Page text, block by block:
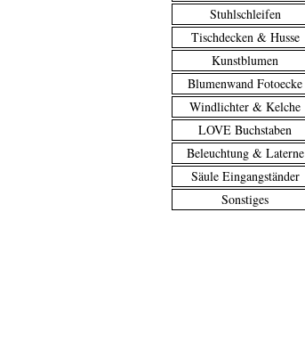
Stuhlschleifen
Tischdecken & Husse
Kunstblumen
Blumenwand Fotoecke
Windlichter & Kelche
LOVE Buchstaben
Beleuchtung & Laterne
Säule Eingangständer
Sonstiges